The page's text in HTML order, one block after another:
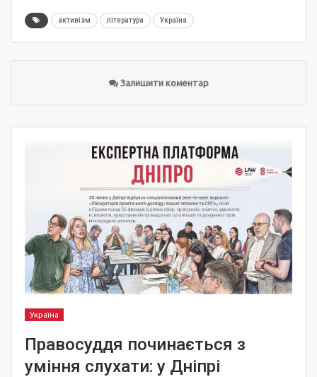
активізм література Україна
Залишити коментар
Україна
Правосуддя починається з
уміння слухати: у Дніпрі